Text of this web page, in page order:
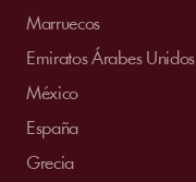
Marruecos
Emiratos Árabes Unidos
México
España
Grecia